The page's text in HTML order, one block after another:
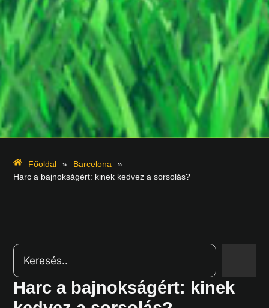
Főoldal » Barcelona
»
Harc a bajnokságért: kinek kedvez a sorsolás?
Harc a bajnokságért: kinek